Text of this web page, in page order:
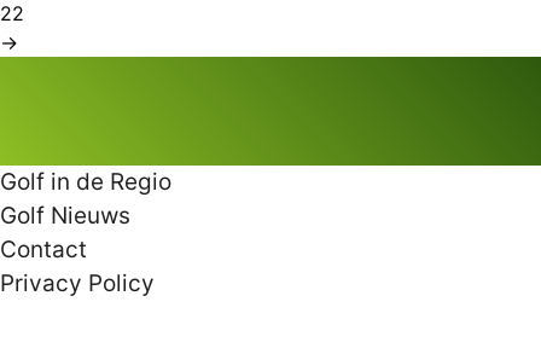
22
→
Golf in de Regio
Golf Nieuws
Contact
Privacy Policy